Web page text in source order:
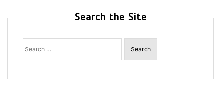
Search the Site
Search
for: